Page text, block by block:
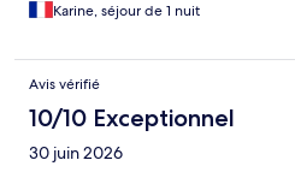
Karine, séjour de 1 nuit
Avis vérifié
10/10 Exceptionnel
30 juin 2026